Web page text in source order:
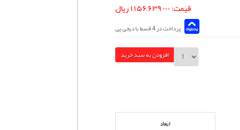
قیمت: ۱,۱۵۶,۶۳۹,۰۰۰ ریال
پرداخت در 4 قسط با دیجی پی
افزودن به سبد خرید
ابعاد